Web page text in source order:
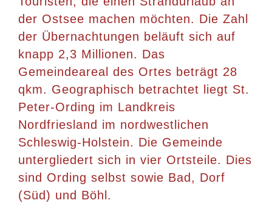
der Ostsee machen möchten. Die Zahl
der Übernachtungen beläuft sich auf
knapp 2,3 Millionen. Das
Gemeindeareal des Ortes beträgt 28
qkm. Geographisch betrachtet liegt St.
Peter-Ording im Landkreis
Nordfriesland im nordwestlichen
Schleswig-Holstein. Die Gemeinde
untergliedert sich in vier Ortsteile. Dies
sind Ording selbst sowie Bad, Dorf
(Süd) und Böhl.